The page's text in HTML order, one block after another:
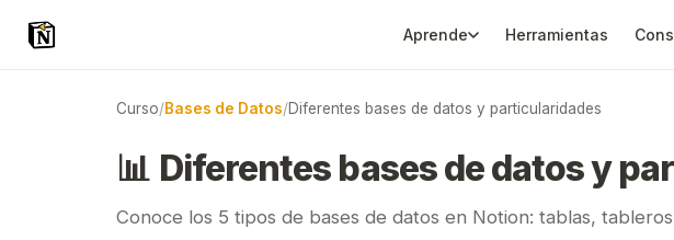
Aprende Herramientas
Curso/Bases de Datos/Diferentes bases de datos y particularidades
📊 Diferentes bases de datos y
Conoce los 5 tipos de bases de datos en Notion: tablas,